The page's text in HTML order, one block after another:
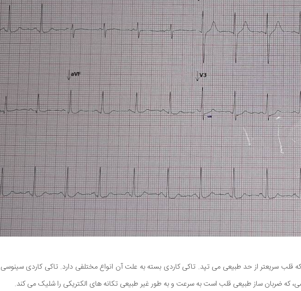
قلب سریعتر از حد طبیعی می تپد. تاکی کاردی بسته به علت آن انواع مختلفی دارد. تاکی کاردی سینوسی
که ضربان ساز طبیعی قلب است به سرعت و به طور غیر طبیعی تکانه های الکتریکی را شلیک می کند.